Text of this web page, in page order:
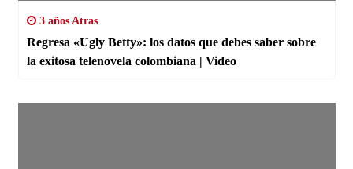
3 años Atras
Regresa «Ugly Betty»: los datos que debes saber sobre
la exitosa telenovela colombiana | Video